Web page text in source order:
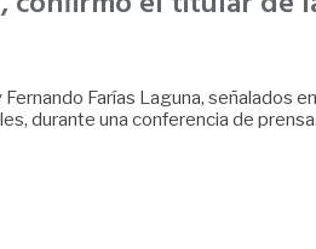
Farías Laguna, señalados
durante una conferencia de prensa.